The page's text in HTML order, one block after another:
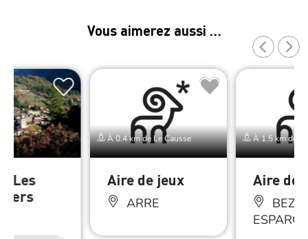
Vous aimerez aussi …
Les
À 0.4 km de Le Causse
Aire de jeux
ARRE
À 1.5 km de
Aire de
BEZ-